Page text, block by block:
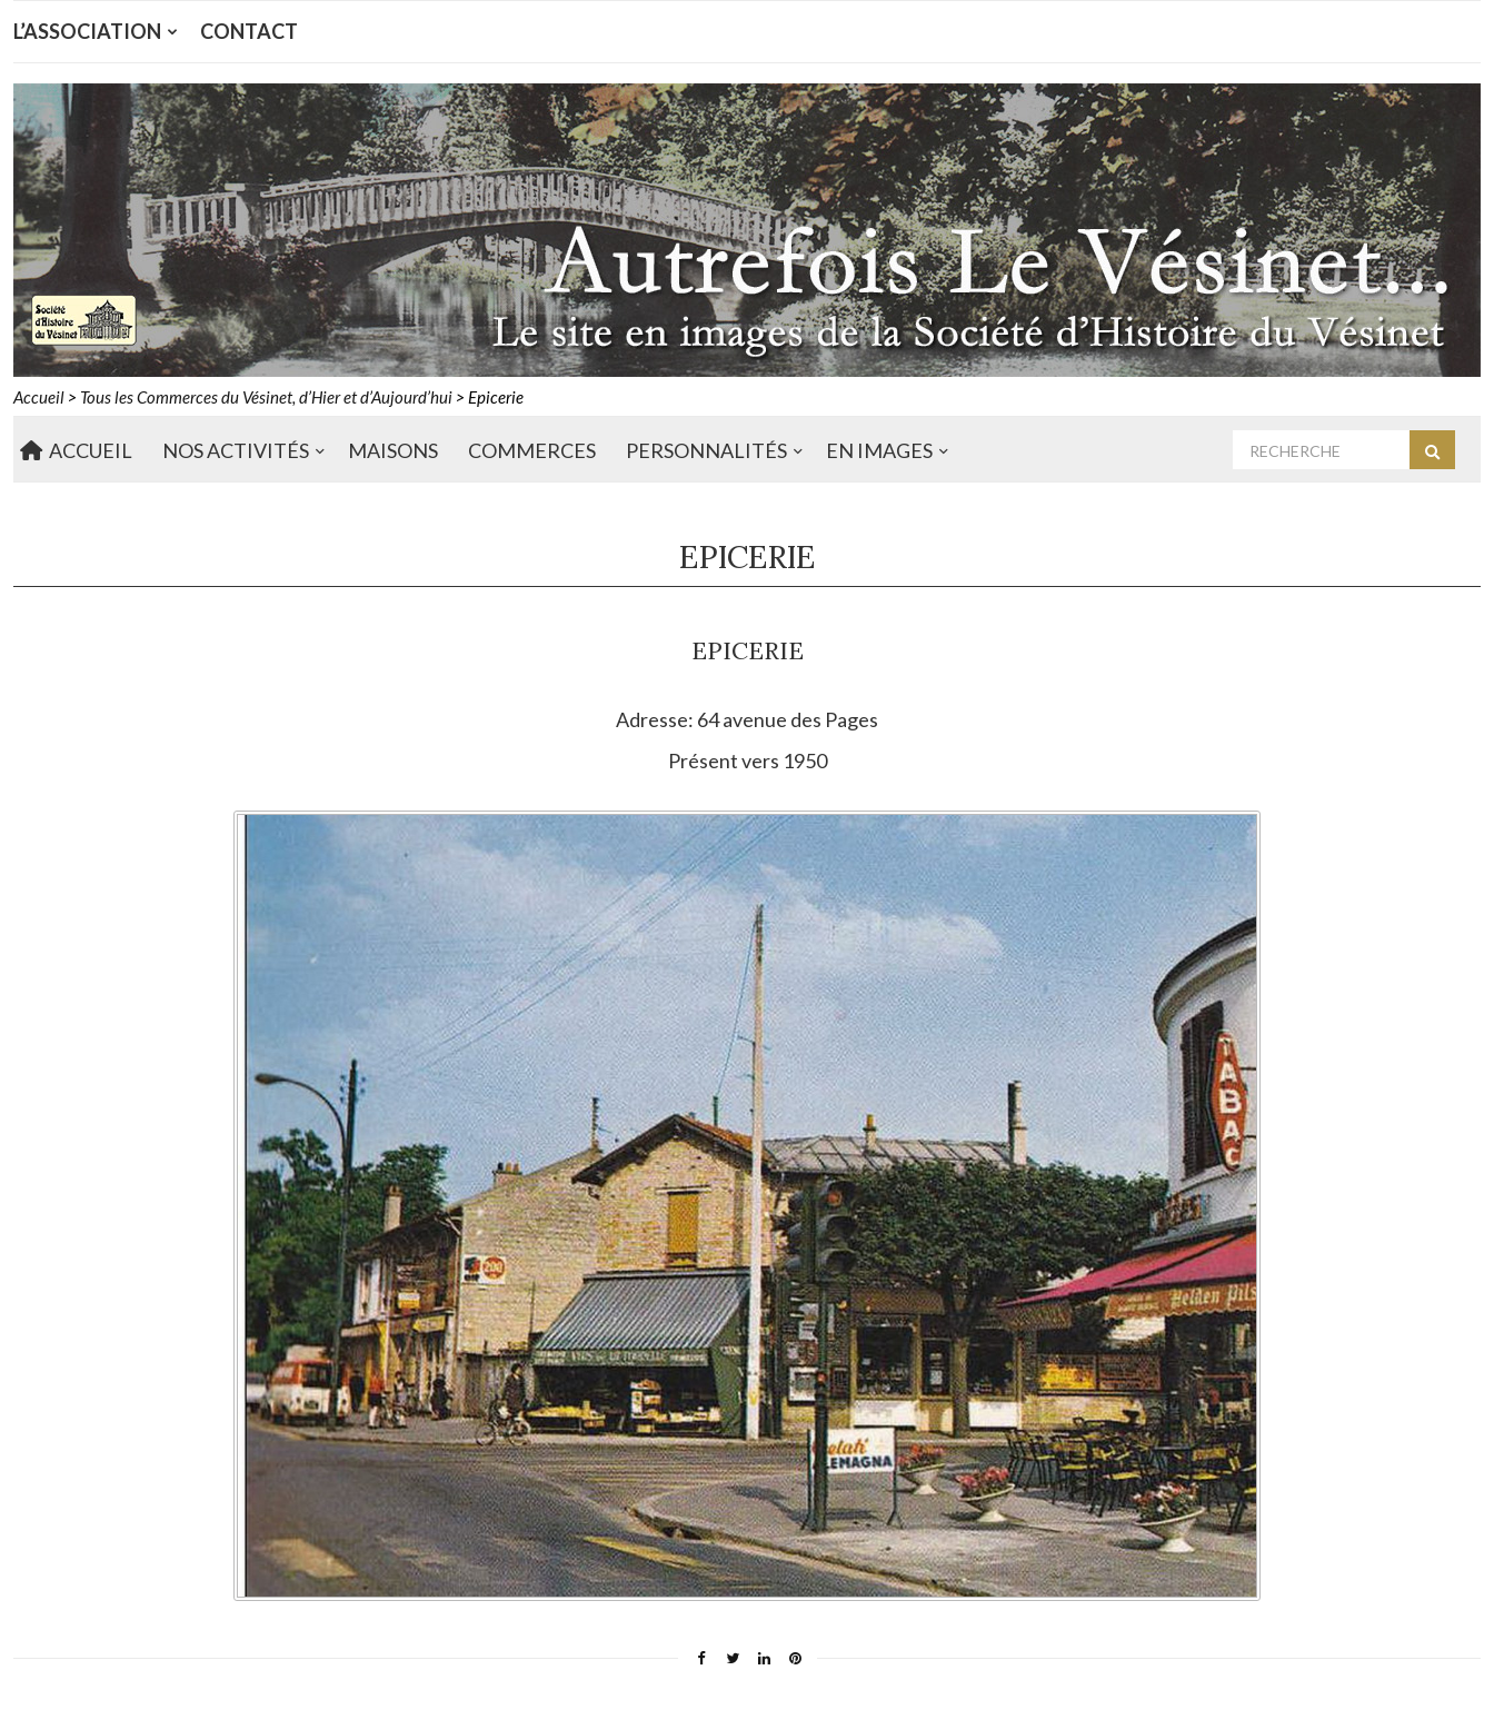
L’ASSOCIATION CONTACT
Accueil > Tous les Commerces du Vésinet, d’Hier et d’Aujourd’hui > Epicerie
ACCUEIL NOS ACTIVITÉS MAISONS COMMERCES PERSONNALITÉS EN IMAGES
EPICERIE
EPICERIE
Adresse: 64 avenue des Pages
Présent vers 1950